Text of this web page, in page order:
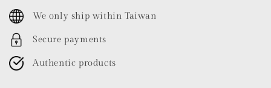
price
We only ship within Taiwan
Secure payments
Authentic products